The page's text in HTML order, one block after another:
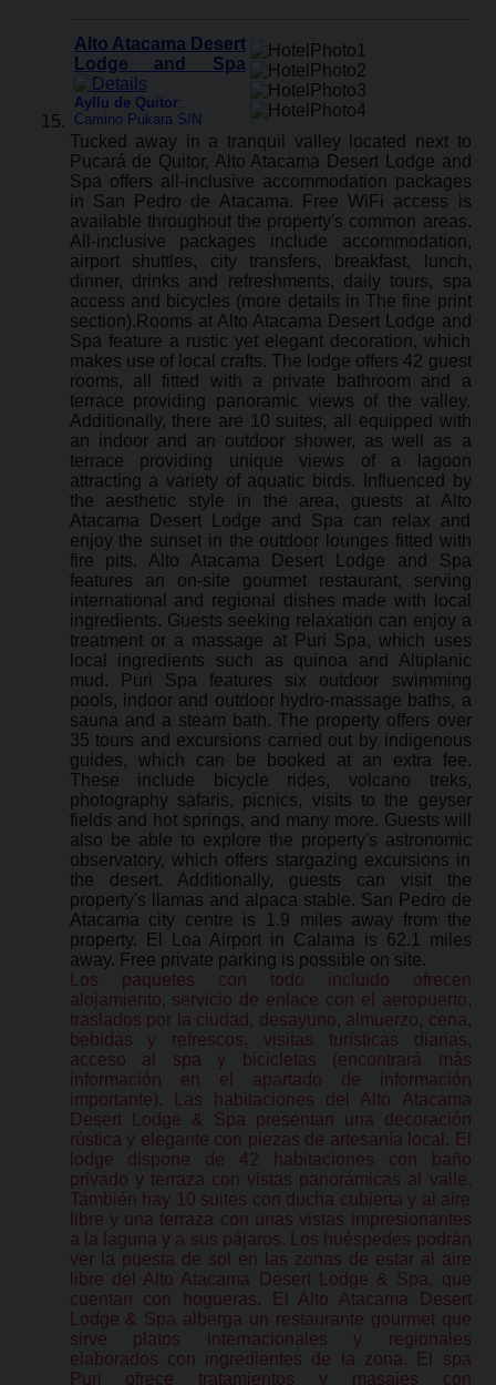
Alto Atacama Desert
Lodge and Spa
Ayllu de Quitor:
Camino Pukara S/N
Tucked away in a tranquil valley located next to
Pucará de Quitor, Alto Atacama Desert Lodge and
Spa offers all-inclusive accommodation packages
in San Pedro de Atacama. Free WiFi access is
available throughout the property's common areas.
All-inclusive packages include accommodation,
airport shuttles, city transfers, breakfast, lunch,
dinner, drinks and refreshments, daily tours, spa
access and bicycles (more details in The fine print
section).Rooms at Alto Atacama Desert Lodge and
Spa feature a rustic yet elegant decoration, which
makes use of local crafts. The lodge offers 42 guest
rooms, all fitted with a private bathroom and a
terrace providing panoramic views of the valley.
Additionally, there are 10 suites, all equipped with
an indoor and an outdoor shower, as well as a
terrace providing unique views of a lagoon
attracting a variety of aquatic birds. Influenced by
the aesthetic style in the area, guests at Alto
Atacama Desert Lodge and Spa can relax and
enjoy the sunset in the outdoor lounges fitted with
fire pits. Alto Atacama Desert Lodge and Spa
features an on-site gourmet restaurant, serving
international and regional dishes made with local
ingredients. Guests seeking relaxation can enjoy a
treatment or a massage at Puri Spa, which uses
local ingredients such as quinoa and Altiplanic
mud. Puri Spa features six outdoor swimming
pools, indoor and outdoor hydro-massage baths, a
sauna and a steam bath. The property offers over
35 tours and excursions carried out by indigenous
guides, which can be booked at an extra fee.
These include bicycle rides, volcano treks,
photography safaris, picnics, visits to the geyser
fields and hot springs, and many more. Guests will
also be able to explore the property's astronomic
observatory, which offers stargazing excursions in
the desert. Additionally, guests can visit the
property's llamas and alpaca stable. San Pedro de
Atacama city centre is 1.9 miles away from the
property. El Loa Airport in Calama is 62.1 miles
away. Free private parking is possible on site.
Los paquetes con todo incluido ofrecen
alojamiento, servicio de enlace con el aeropuerto,
traslados por la ciudad, desayuno, almuerzo, cena,
bebidas y refrescos, visitas turísticas diarias,
acceso al spa y bicicletas (encontrará más
información en el apartado de información
importante). Las habitaciones del Alto Atacama
Desert Lodge & Spa presentan una decoración
rústica y elegante con piezas de artesanía local. El
lodge dispone de 42 habitaciones con baño
privado y terraza con vistas panorámicas al valle.
También hay 10 suites con ducha cubierta y al aire
libre y una terraza con unas vistas impresionantes
a la laguna y a sus pájaros. Los huéspedes podrán
ver la puesta de sol en las zonas de estar al aire
libre del Alto Atacama Desert Lodge & Spa, que
cuentan con hogueras. El Alto Atacama Desert
Lodge & Spa alberga un restaurante gourmet que
sirve platos internacionales y regionales
elaborados con ingredientes de la zona. El spa
Puri ofrece tratamientos y masajes con